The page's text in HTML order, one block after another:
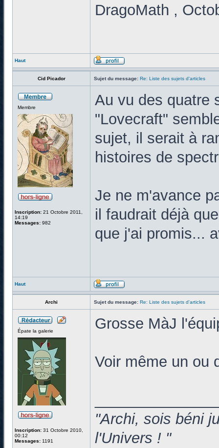
DragoMath ,
Haut
Cid Picador Sujet du message: Re: Liste des sujets d'articles
Membre
Inscription: 21 Octobre 2011,
14:19
Messages: 982
Au vu des quatre
"Lovecraft"
sujet, il serait à
histoires de
Je ne m'avance
il faudrait déjà
que j'ai promis...
Haut
Archi Sujet du message: Re: Liste des sujets d'articles
Épate la galerie
Inscription: 31 Octobre 2010,
00:12
Messages: 1191
Grosse MàJ
Voir même un ou
"Archi, sois béni
l'Univers ! "